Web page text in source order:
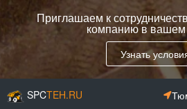
Приглашаем к
компанию в вашем
Узнать
SPCTEH.RU